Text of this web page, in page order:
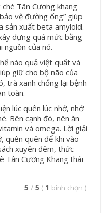
chè Tân Cương khang
vệ đường ống” giúp
sản xuất beta amyloid.
dựng quá mức bằng
nguồn của nó.
nào quả việt quất và
giữ cho bộ não của
trà xanh chống lại bệnh
toàn.
lúc quên lúc nhớ, nhớ
Bên cạnh đó, nên ăn
và omega. Lời giải
quên quên để khi vào
xuyên đêm, thức
Tân Cương Khang thái
5 / 5 ( 1 bình chọn )